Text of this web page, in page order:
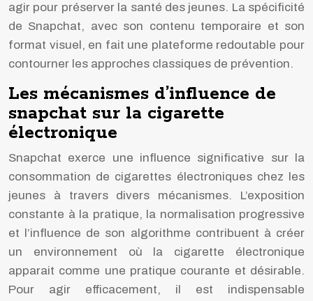
agir pour préserver la santé des jeunes. La spécificité
de Snapchat, avec son contenu temporaire et son
format visuel, en fait une plateforme redoutable pour
contourner les approches classiques de prévention.
Les mécanismes d’influence de
snapchat sur la cigarette
électronique
Snapchat exerce une influence significative sur la
consommation de cigarettes électroniques chez les
jeunes à travers divers mécanismes. L’exposition
constante à la pratique, la normalisation progressive
et l’influence de son algorithme contribuent à créer
un environnement où la cigarette électronique
apparait comme une pratique courante et désirable.
Pour agir efficacement, il est indispensable